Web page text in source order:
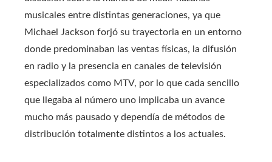
musicales entre distintas generaciones, ya que
Michael Jackson forjó su trayectoria en un entorno
donde predominaban las ventas físicas, la difusión
en radio y la presencia en canales de televisión
especializados como MTV, por lo que cada sencillo
que llegaba al número uno implicaba un avance
mucho más pausado y dependía de métodos de
distribución totalmente distintos a los actuales.